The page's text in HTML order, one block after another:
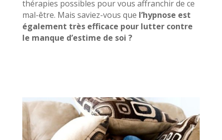
thérapies possibles pour vous affranchir de ce
mal-être. Mais saviez-vous que l’hypnose est
également très efficace pour lutter contre
le manque d’estime de soi ?